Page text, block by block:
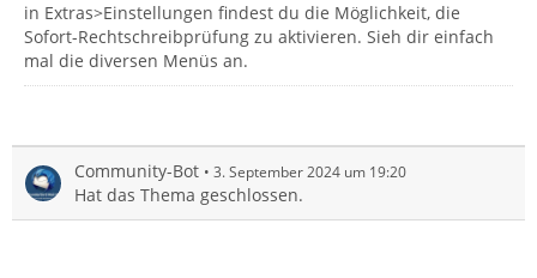
in Extras>Einstellungen findest du die Möglichkeit, die
Sofort-Rechtschreibprüfung zu aktivieren. Sieh dir einfach
mal die diversen Menüs an.
Community-Bot 3. September 2024 um 19:20
Hat das Thema geschlossen.